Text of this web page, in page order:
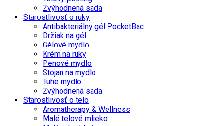
Zvýhodnená sada
Starostlivosť o ruky
Antibakteriálny gél PocketBac
Držiak na gél
Gélové mydlo
Krém na ruky
Penové mydlo
Stojan na mydlo
Tuhé mydlo
Zvýhodnená sada
Starostlivosť o telo
Aromatherapy & Wellness
Malé telové mlieko